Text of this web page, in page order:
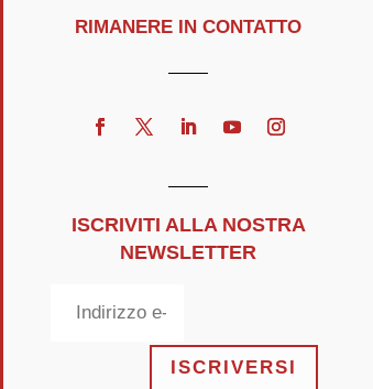
RIMANERE IN CONTATTO
ISCRIVITI ALLA NOSTRA
NEWSLETTER
ISCRIVERSI